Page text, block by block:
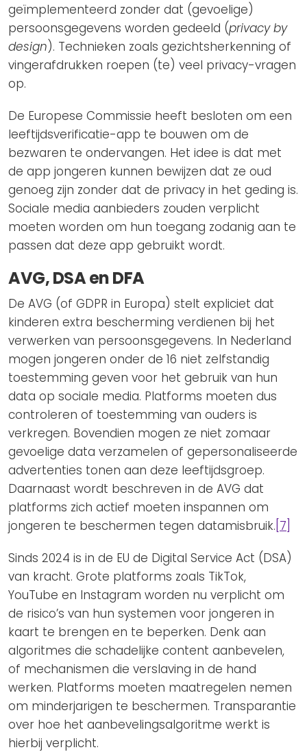
geïmplementeerd zonder dat (gevoelige)
persoonsgegevens worden gedeeld (privacy by
design). Technieken zoals gezichtsherkenning of
vingerafdrukken roepen (te) veel privacy-vragen
op.
De Europese Commissie heeft besloten om een
leeftijdsverificatie-app te bouwen om de
bezwaren te ondervangen. Het idee is dat met
de app jongeren kunnen bewijzen dat ze oud
genoeg zijn zonder dat de privacy in het geding is.
Sociale media aanbieders zouden verplicht
moeten worden om hun toegang zodanig aan te
passen dat deze app gebruikt wordt.
AVG, DSA en DFA
De AVG (of GDPR in Europa) stelt expliciet dat
kinderen extra bescherming verdienen bij het
verwerken van persoonsgegevens. In Nederland
mogen jongeren onder de 16 niet zelfstandig
toestemming geven voor het gebruik van hun
data op sociale media. Platforms moeten dus
controleren of toestemming van ouders is
verkregen. Bovendien mogen ze niet zomaar
gevoelige data verzamelen of gepersonaliseerde
advertenties tonen aan deze leeftijdsgroep.
Daarnaast wordt beschreven in de AVG dat
platforms zich actief moeten inspannen om
jongeren te beschermen tegen datamisbruik. [7]
Sinds 2024 is in de EU de Digital Service Act (DSA)
van kracht. Grote platforms zoals TikTok,
YouTube en Instagram worden nu verplicht om
de risico’s van hun systemen voor jongeren in
kaart te brengen en te beperken. Denk aan
algoritmes die schadelijke content aanbevelen,
of mechanismen die verslaving in de hand
werken. Platforms moeten maatregelen nemen
om minderjarigen te beschermen. Transparantie
over hoe het aanbevelingsalgoritme werkt is
hierbij verplicht.